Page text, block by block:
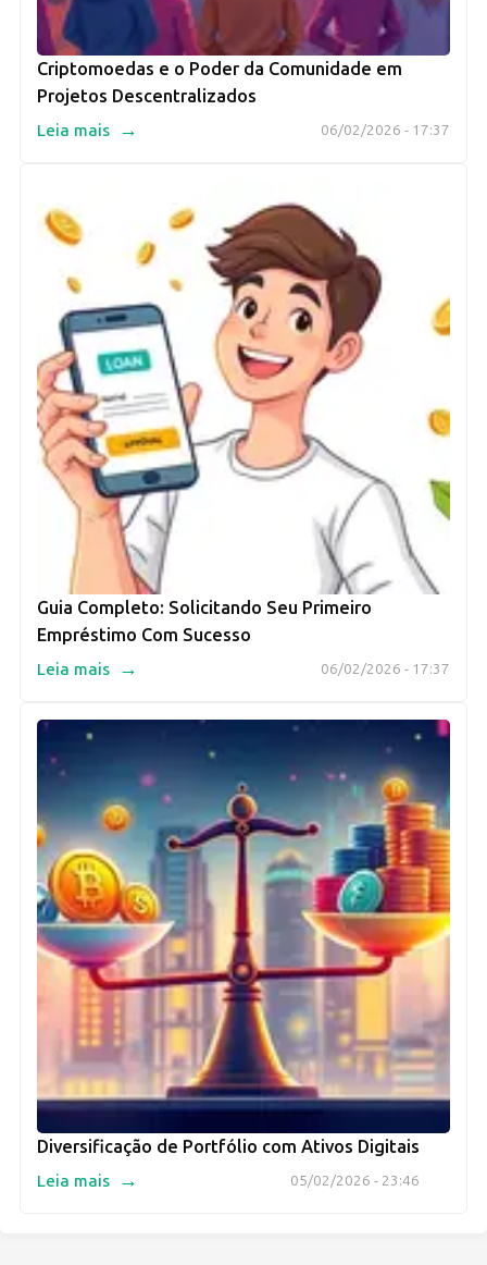
Criptomoedas e o Poder da Comunidade em
Projetos Descentralizados
06/02/2026 - 17:37
Leia mais →
Guia Completo: Solicitando Seu Primeiro
Empréstimo Com Sucesso
06/02/2026 - 17:37
Leia mais →
Diversificação de Portfólio com Ativos Digitais
05/02/2026 - 23:46
Leia mais →